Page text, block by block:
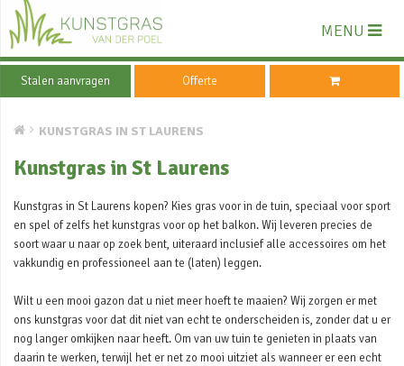
MENU
Stalen aanvragen Offerte
KUNSTGRAS IN ST LAURENS
Kunstgras in St Laurens
Kunstgras in St Laurens kopen? Kies gras voor in de tuin, speciaal voor sport
en spel of zelfs het kunstgras voor op het balkon. Wij leveren precies de
soort waar u naar op zoek bent, uiteraard inclusief alle accessoires om het
vakkundig en professioneel aan te (laten) leggen.
Wilt u een mooi gazon dat u niet meer hoeft te maaien? Wij zorgen er met
ons kunstgras voor dat dit niet van echt te onderscheiden is, zonder dat u er
nog langer omkijken naar heeft. Om van uw tuin te genieten in plaats van
daarin te werken, terwijl het er net zo mooi uitziet als wanneer er een echt